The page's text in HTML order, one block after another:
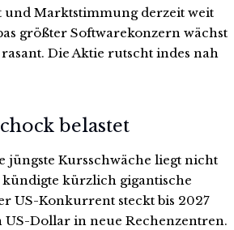
und Marktstimmung derzeit weit
größter Softwarekonzern wächst
Die Aktie rutscht indes nah
belastet
jüngste Kursschwäche liegt nicht
kürzlich gigantische
US-Konkurrent steckt bis 2027
US-Dollar in neue Rechenzentren.